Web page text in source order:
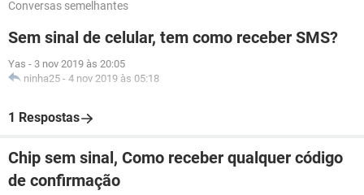
Conversas semelhantes
Sem sinal de celular, tem como receber SMS?
Yas - 3 nov 2019 às 20:05
ninha25 - 4 nov 2019 às 05:18
1 Respostas
Chip sem sinal, Como receber qualquer código
de confirmação